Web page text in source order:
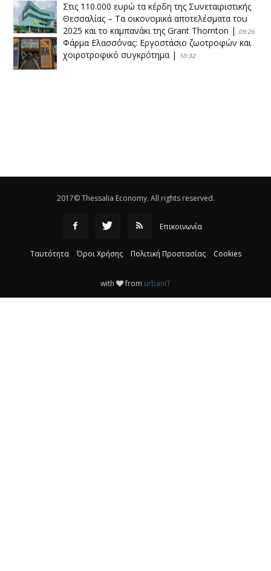
Στις 110.000 ευρώ τα κέρδη της Συνεταιριστικής
Θεσσαλίας – Τα οικονομικά αποτελέσματα του
2025 και το καμπανάκι της Grant Thornton | 09:26
Φάρμα Ελασσόνας: Εργοστάσιο ζωοτροφών και
χοιροτροφικό συγκρότημα | 10:32
2017© Thessalia Economy. All rights reserved.
Επικοινωνία
Ταυτότητα Όροι Χρήσης Πολιτική Προστασίας Cookies
with from urbanIT